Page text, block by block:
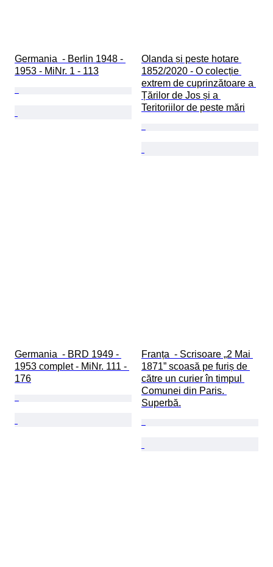
Germania  - Berlin 1948 -
1953 - MiNr. 1 - 113
Olanda și peste hotare
1852/2020 - O colecție
extrem de cuprinzătoare a
Țărilor de Jos și a
Teritoriilor de peste mări
Germania  - BRD 1949 -
1953 complet - MiNr. 111 -
176
Franța  - Scrisoare „2 Mai
1871” scoasă pe furiș de
către un curier în timpul
Comunei din Paris.
Superbă.